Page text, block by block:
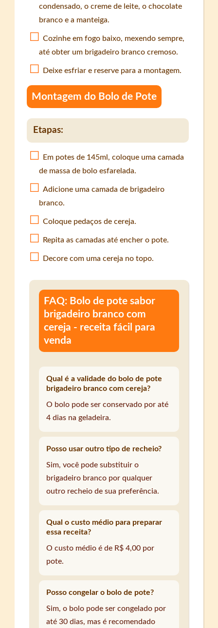
condensado, o creme de leite, o chocolate
branco e a manteiga.
Cozinhe em fogo baixo, mexendo sempre,
até obter um brigadeiro branco cremoso.
Deixe esfriar e reserve para a montagem.
Montagem do Bolo de Pote
Etapas:
Em potes de 145ml, coloque uma camada
de massa de bolo esfarelada.
Adicione uma camada de brigadeiro
branco.
Coloque pedaços de cereja.
Repita as camadas até encher o pote.
Decore com uma cereja no topo.
FAQ: Bolo de pote sabor
brigadeiro branco com
cereja - receita fácil para
venda
Qual é a validade do bolo de pote
brigadeiro branco com cereja?
O bolo pode ser conservado por até
4 dias na geladeira.
Posso usar outro tipo de recheio?
Sim, você pode substituir o
brigadeiro branco por qualquer
outro recheio de sua preferência.
Qual o custo médio para preparar
essa receita?
O custo médio é de R$ 4,00 por
pote.
Posso congelar o bolo de pote?
Sim, o bolo pode ser congelado por
até 30 dias, mas é recomendado